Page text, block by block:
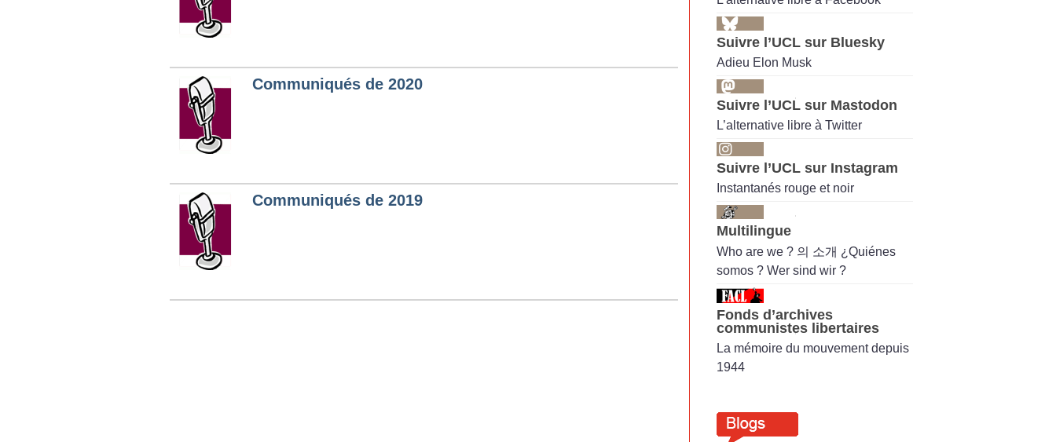
Communiqués de 2020
Communiqués de 2019
Suivre l’UCL sur Bluesky
Adieu Elon Musk
Suivre l’UCL sur Mastodon
L’alternative libre à Twitter
Suivre l’UCL sur Instagram
Instantanés rouge et noir
Multilingue
Who are we ? 의 소개 ¿Quiénes
somos ? Wer sind wir ?
Fonds d’archives
communistes libertaires
La mémoire du mouvement depuis
1944